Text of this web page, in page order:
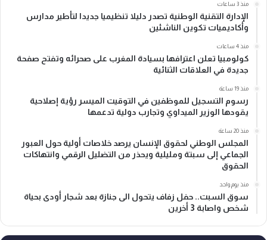
منذ 3 ساعات
الإدارة التقنية الوطنية تصدر دليلا تنظيميا جديدا لتأطير مدارس
وأكاديميات تكوين الناشئين
منذ 4 ساعات
كولومبيا تعلن اعترافها بسيادة المغرب على صحرائه وتفتح صفحة
جديدة في العلاقات الثنائية
منذ 19 ساعة
رسوم التسجيل للموظفين في التوقيت الميسر رؤية إصلاحية
يقودها الوزير الميداوي وتجارب دولية تدعمها
منذ 20 ساعة
المجلس الوطني لحقوق الإنسان يرصد خلاصات أولية حول العبور
الجماعي إلى سبتة ومليلية ويحذر من التضليل الرقمي وانتهاكات
الحقوق
منذ يوم واحد
سوق السبت.. حفل زفاف يتحول الى جنازة بعد شجار أودى بحياة
شخص واصابة 3 أخرين